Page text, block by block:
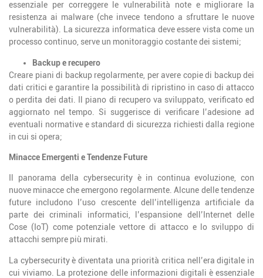
essenziale per correggere le vulnerabilità note e migliorare la
resistenza ai malware (che invece tendono a sfruttare le nuove
vulnerabilità). La sicurezza informatica deve essere vista come un
processo continuo, serve un monitoraggio costante dei sistemi;
Backup e recupero
Creare piani di backup regolarmente, per avere copie di backup dei
dati critici e garantire la possibilità di ripristino in caso di attacco
o perdita dei dati. Il piano di recupero va sviluppato, verificato ed
aggiornato nel tempo. Si suggerisce di verificare l’adesione ad
eventuali normative e standard di sicurezza richiesti dalla regione
in cui si opera;
Minacce Emergenti e Tendenze Future
Il panorama della cybersecurity è in continua evoluzione, con
nuove minacce che emergono regolarmente. Alcune delle tendenze
future includono l’uso crescente dell’intelligenza artificiale da
parte dei criminali informatici, l’espansione dell’Internet delle
Cose (IoT) come potenziale vettore di attacco e lo sviluppo di
attacchi sempre più mirati.
La cybersecurity è diventata una priorità critica nell’era digitale in
cui viviamo. La protezione delle informazioni digitali è essenziale